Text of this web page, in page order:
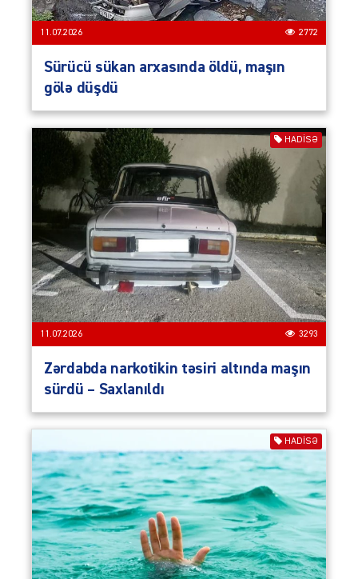
11.07.2026 2772
Sürücü sükan arxasında öldü, maşın
gölə düşdü
HADISƏ
11.07.2026 3293
Zərdabda narkotikin təsiri altında maşın
sürdü – Saxlanıldı
HADISƏ